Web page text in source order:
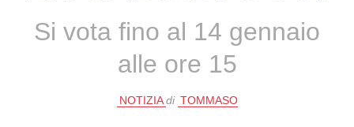
Si vota fino al 14 gennaio
alle ore 15
NOTIZIA di TOMMASO